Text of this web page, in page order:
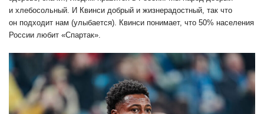
и хлебосольный. И Квинси добрый и жизнерадостный, так что
он подходит нам (улыбается). Квинси понимает, что 50% населения
России любит «Спартак».